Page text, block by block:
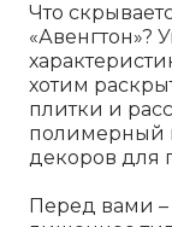
Что
«Авенгтон»?
хотим
плитки и
полимерный
декоров для
Перед вами –